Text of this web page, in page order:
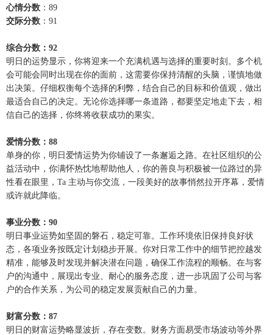
心情分数 ：89
交际分数 ：91
综合分数：92
明日的运势显示，你将迎来一个充满机遇与选择的重要时刻。多个机
会可能会同时出现在你的面前，这需要你保持清醒的头脑，谨慎地做
出决策。仔细权衡每个选择的利弊，结合自己的目标和价值观，做出
最适合自己的决定。无论你选择哪一条道路，都要坚定地走下去，相
信自己的选择，你终将收获成功的果实。
爱情分数：88
单身的你，明日爱情运势为你铺设了一条邂逅之路。在社区组织的公
益活动中，你满怀热忱地帮助他人，你的善良与积极被一位路过的异
性看在眼里，Ta 主动与你交流，一段美好的故事悄然拉开序幕，爱情
或许就此降临。
事业分数：90
明日事业运势如坚固的磐石，稳定可靠。工作环境依旧保持良好状
态，各项业务按既定计划稳步开展。你对日常工作中的细节把控越发
精准，能够及时发现并解决潜在问题，确保工作流程的顺畅。在与客
户的沟通中，展现出专业、耐心的服务态度，进一步巩固了公司与客
户的合作关系，为公司的稳定发展贡献自己的力量。
财富分数：87
明日的财富运势略显波折，存在变数。财务方面易受市场波动等外界